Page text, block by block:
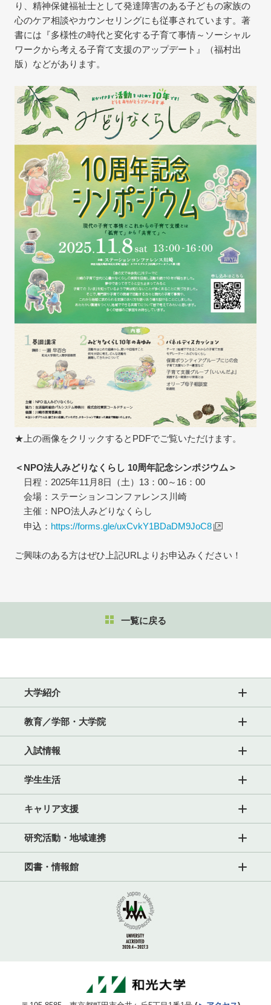
り、精神保健福祉士として発達障害のある子どもの家族の
心のケア相談やカウンセリングにも従事されています。著
書には『多様性の時代と変化する子育て事情～ソーシャル
ワークから考える子育て支援のアップデート』（福村出
版）などがあります。
★上の画像をクリックするとPDFでご覧いただけます。
＜NPO法人みどりなくらし 10周年記念シンポジウム＞
日程：2025年11月8日（土）13：00～16：00
会場：ステーションコンファレンス川崎
主催：NPO法人みどりなくらし
申込： https://forms.gle/uxCvkY1BDaDM9JoC8
ご興味のある方はぜひ上記URLよりお申込みください！
一覧に戻る
大学紹介
教育／学部・大学院
入試情報
学生生活
キャリア支援
研究活動・地域連携
図書・情報館